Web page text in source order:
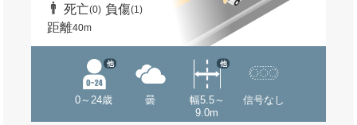
死亡(0) 負傷(1)
距離40m
0～24歳
他
曇
幅5.5～
9.0m
他
信号なし